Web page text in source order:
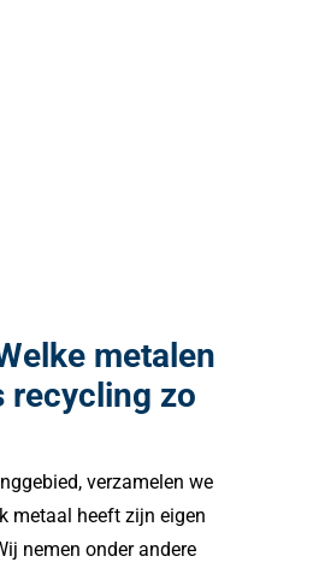
metalen
recycling zo
verzamelen we
metaal heeft zijn eigen
nemen onder andere